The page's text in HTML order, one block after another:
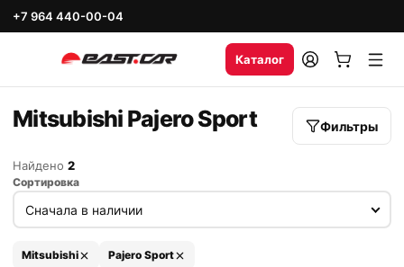
+7 964 440-00-04
Каталог
Mitsubishi Pajero Sport Фильтры
Найдено 2
Сортировка
Mitsubishi Pajero Sport